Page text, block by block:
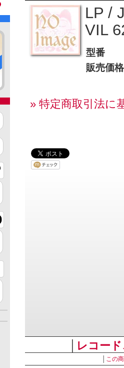
LP /
VIL
型番
販売価格
» 特定商取引法に
レコー
この